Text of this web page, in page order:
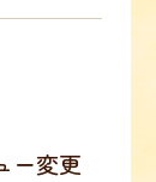
ー変更